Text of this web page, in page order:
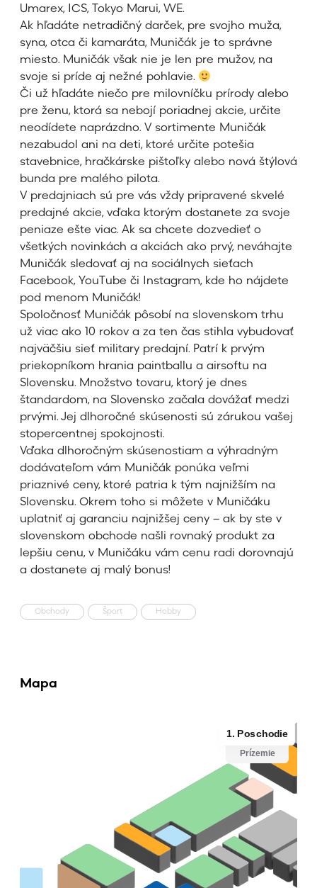
Umarex, ICS, Tokyo Marui, WE.
Ak hľadáte netradičný darček, pre svojho muža,
syna, otca či kamaráta, Muničák je to správne
miesto. Muničák však nie je len pre mužov, na
svoje si príde aj nežné pohlavie.
Či už hľadáte niečo pre milovníčku prírody alebo
pre ženu, ktorá sa nebojí poriadnej akcie, určite
neodídete naprázdno. V sortimente Muničák
nezabudol ani na deti, ktoré určite potešia
stavebnice, hračkárske pištoľky alebo nová štýlová
bunda pre malého pilota.
V predajniach sú pre vás vždy pripravené skvelé
predajné akcie, vďaka ktorým dostanete za svoje
peniaze ešte viac. Ak sa chcete dozvedieť o
všetkých novinkách a akciách ako prvý, neváhajte
Muničák sledovať aj na sociálnych sieťach
Facebook, YouTube či Instagram, kde ho nájdete
pod menom Muničák!
Spoločnosť Muničák pôsobí na slovenskom trhu
už viac ako 10 rokov a za ten čas stihla vybudovať
najväčšiu sieť military predajní. Patrí k prvým
priekopníkom hrania paintballu a airsoftu na
Slovensku. Množstvo tovaru, ktorý je dnes
štandardom, na Slovensko začala dovážať medzi
prvými. Jej dlhoročné skúsenosti sú zárukou vašej
stopercentnej spokojnosti.
Vďaka dlhoročným skúsenostiam a výhradným
dodávateľom vám Muničák ponúka veľmi
priaznivé ceny, ktoré patria k tým najnižším na
Slovensku. Okrem toho si môžete v Muničáku
uplatniť aj garanciu najnižšej ceny – ak by ste v
slovenskom obchode našli rovnaký produkt za
lepšiu cenu, v Muničáku vám cenu radi dorovnajú
a dostanete aj malý bonus!
Obchody Šport Hobby
Mapa